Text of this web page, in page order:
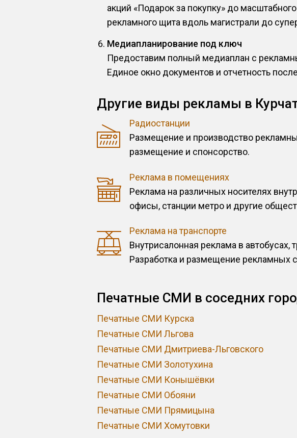
акций «Подарок за покупку» до
рекламного щита вдоль магистрали до
Медиапланирование под ключ
Предоставим полный медиаплан с
Единое окно документов и отчетность
Другие виды рекламы в
Радиостанции
Размещение и производство
размещение и спонсорство.
Реклама в помещениях
Реклама на различных носителях
офисы, станции метро и другие
Реклама на транспорте
Внутрисалонная реклама в
Разработка и размещение рекламных
Печатные СМИ в соседних
Печатные СМИ Курска
Печатные СМИ Льгова
Печатные СМИ Дмитриева-Льговского
Печатные СМИ Золотухина
Печатные СМИ Конышёвки
Печатные СМИ Обояни
Печатные СМИ Прямицына
Печатные СМИ Хомутовки